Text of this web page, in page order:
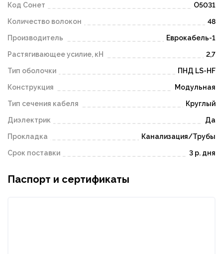
Код Сонет O5031
Количество волокон 48
Производитель Еврокабель-1
Растягивающее усилие, кН 2,7
Тип оболочки ПНД LS-HF
Конструкция Модульная
Тип сечения кабеля Круглый
Диэлектрик Да
Прокладка Канализация/Трубы
Срок поставки 3 р. дня
Паспорт и сертификаты